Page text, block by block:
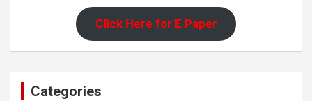
Click Here for E Paper
Categories